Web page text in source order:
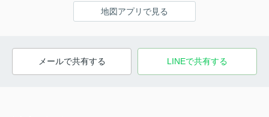
地図アプリで見る
メールで共有する LINEで共有する